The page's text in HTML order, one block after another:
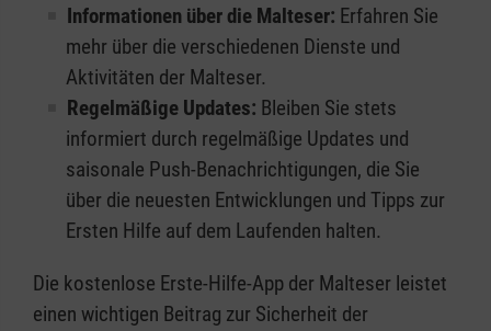
Informationen über die Malteser: Erfahren Sie
mehr über die verschiedenen Dienste und
Aktivitäten der Malteser.
Regelmäßige Updates: Bleiben Sie stets
informiert durch regelmäßige Updates und
saisonale Push-Benachrichtigungen, die Sie
über die neuesten Entwicklungen und Tipps zur
Ersten Hilfe auf dem Laufenden halten.
Die kostenlose Erste-Hilfe-App der Malteser leistet
einen wichtigen Beitrag zur Sicherheit der